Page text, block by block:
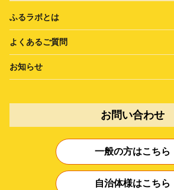
ふるラボとは
よくあるご質問
お知らせ
お問い合わせ
一般の方はこちら
自治体様はこちら